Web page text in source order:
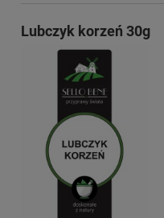
Lubczyk korzeń 30g